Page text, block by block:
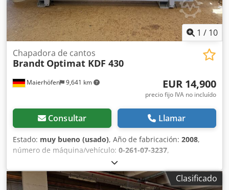
1 / 10
Maierhöfen 9,641 km
Chapadora de cantos
Brandt Optimat KDF 430
EUR 14,900
precio fijo IVA no incluído
Consultar Llamar
Estado: muy bueno (usado), Año de fabricación: 2008,
número de máquina/vehículo: 0-261-07-3237,
totalmente funcional
400 V, altura de la pieza (máx.):60 mm, grosor del borde
(máx.):
6 mm, tipo de ajuste de altura:mecánico, tipo de
Clasificado